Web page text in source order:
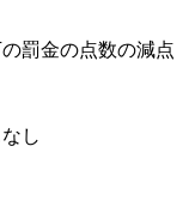
罰金の点数の減点
し